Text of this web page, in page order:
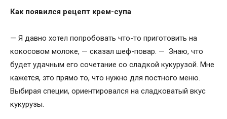
Как появился рецепт крем-супа
— Я давно хотел попробовать что-то приготовить на
кокосовом молоке, — сказал шеф-повар. — Знаю, что
будет удачным его сочетание со сладкой кукурузой. Мне
кажется, это прямо то, что нужно для постного меню.
Выбирая специи, ориентировался на сладковатый вкус
кукурузы.